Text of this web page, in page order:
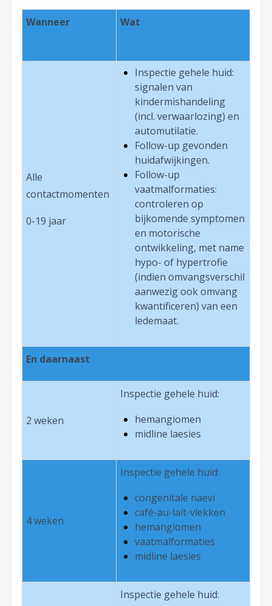
Wanneer Wat
Alle
contactmomenten
0-19 jaar
Inspectie gehele huid:
signalen van
kindermishandeling
(incl. verwaarlozing) en
automutilatie.
Follow-up gevonden
huidafwijkingen.
Follow-up
vaatmalformaties:
controleren op
bijkomende symptomen
en motorische
ontwikkeling, met name
hypo- of hypertrofie
(indien omvangsverschil
aanwezig ook omvang
kwantificeren) van een
ledemaat.
En daarnaast
2 weken
Inspectie gehele huid:
hemangiomen
midline laesies
4 weken
Inspectie gehele huid:
congenitale naevi
café-au-lait-vlekken
hemangiomen
vaatmalformaties
midline laesies
Inspectie gehele huid: